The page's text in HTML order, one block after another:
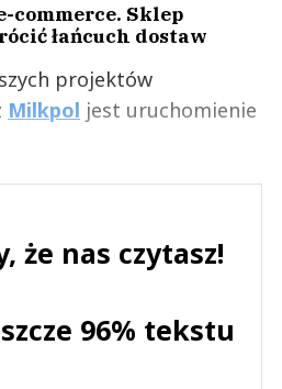
commerce. Sklep
łańcuch dostaw
projektów
Milkpol jest uruchomienie
że nas czytasz!
96% tekstu